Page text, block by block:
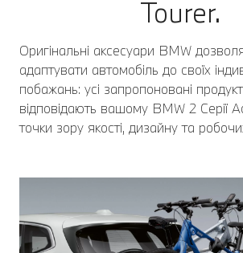
Tourer.
Оригінальні аксесуари BMW
адаптувати автомобіль до своїх
побажань: усі запропоновані
відповідають вашому BMW 2 Серії
точки зору якості, дизайну та